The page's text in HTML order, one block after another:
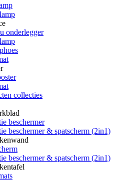
onderlegger
collecties
beschermer
beschermer & spatscherm (2in1)
beschermer & spatscherm (2in1)